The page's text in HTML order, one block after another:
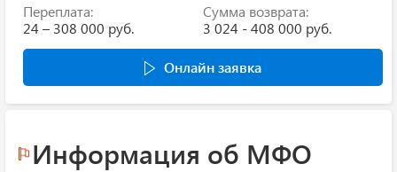
Переплата:
24 – 308 000 руб.
Сумма возврата:
3 024 - 408 000 руб.
Онлайн заявка
Информация об МФО